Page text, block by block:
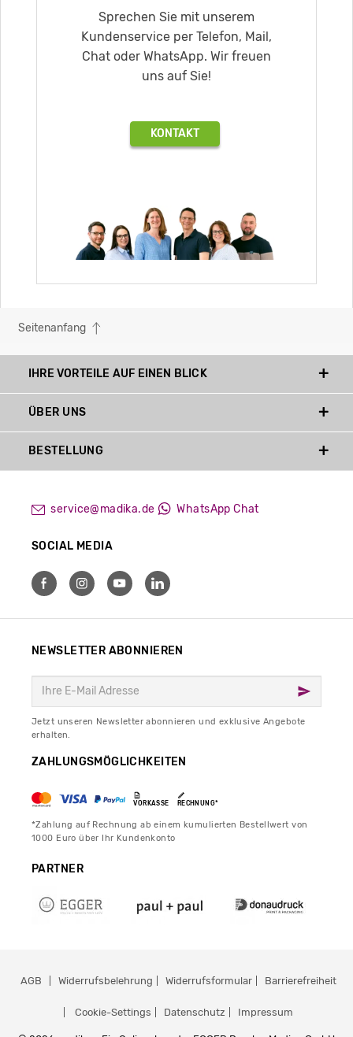
Sprechen Sie mit unserem
Kundenservice per Telefon, Mail,
Chat oder WhatsApp. Wir freuen
uns auf Sie!
KONTAKT
Seitenanfang
IHRE VORTEILE AUF EINEN BLICK
service@madika.de WhatsApp Chat
SOCIAL MEDIA
ÜBER UNS
BESTELLUNG
NEWSLETTER ABONNIEREN
Jetzt unseren Newsletter abonnieren und exklusive Angebote
erhalten.
ZAHLUNGSMÖGLICHKEITEN
VORKASSE RECHNUNG*
*Zahlung auf Rechnung ab einem kumulierten Bestellwert von
1000 Euro über Ihr Kundenkonto
PARTNER
AGB Widerrufsbelehrung Widerrufsformular Barrierefreiheit
Cookie-Settings Datenschutz Impressum